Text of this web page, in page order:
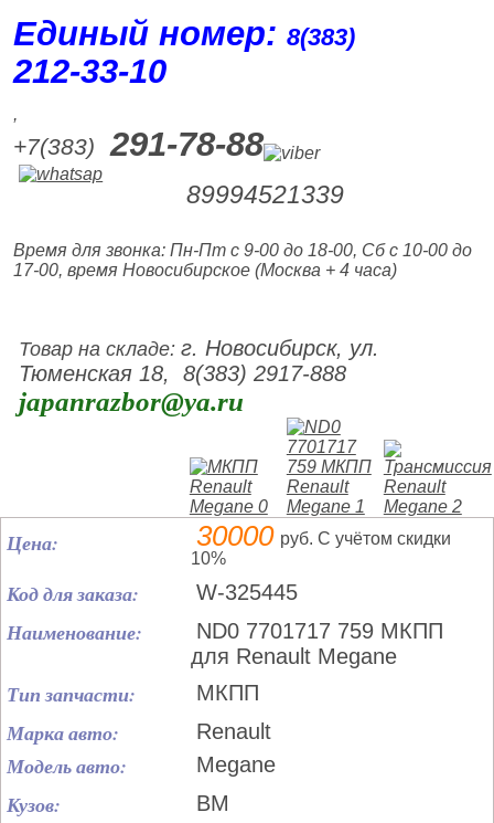
Единый номер:8(383)
212‑33‑10
,
+7(383) 291-78-88
89994521339
Время для звонка: Пн-Пт с 9-00 до 18-00, Сб с 10-00 до
17-00, время Новосибирское (Москва + 4 часа)
Товар на складе:г. Новосибирск, ул.
Тюменская 18, 8(383) 2917-888
japanrazbor@ya.ru
Цена: 30000 руб. С учётом скидки
10%
Код для заказа: W-325445
Наименование:
ND0 7701717 759 МКПП
для Renault Megane
Тип запчасти: МКПП
Марка авто: Renault
Модель авто: Megane
Кузов: BM